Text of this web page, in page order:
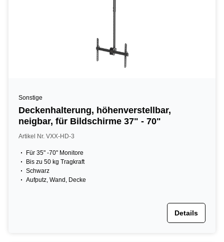
Sonstige
Deckenhalterung, höhenverstellbar,
neigbar, für Bildschirme 37" - 70"
Artikel Nr. VXX-HD-3
Für 35" -70" Monitore
Bis zu 50 kg Tragkraft
Schwarz
Aufputz, Wand, Decke
Details